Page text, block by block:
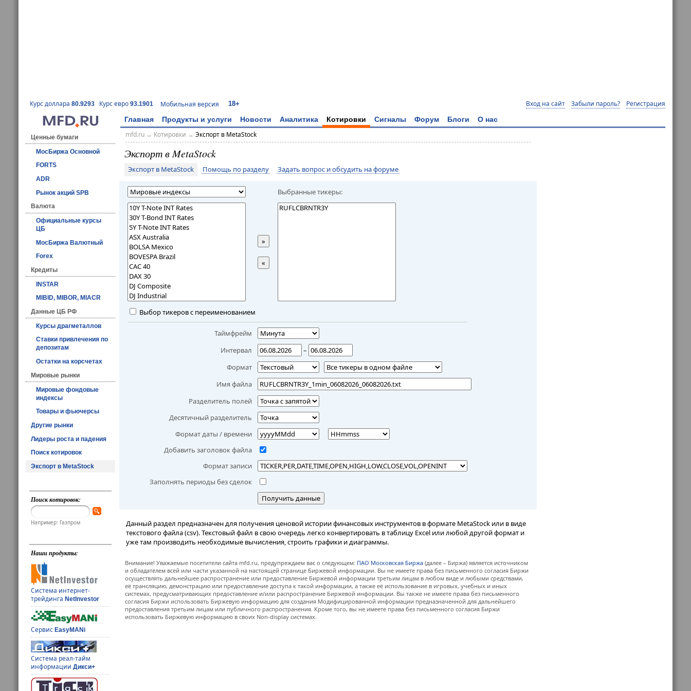
Курс доллара 80.9293 Курс евро 93.1901 Мобильная версия 18+ Вход на сайт Забыли пароль? Регистрация
Главная Продукты и услуги Новости Аналитика Котировки Сигналы Форум Блоги О нас
Ценные бумаги
МосБиржа Основной
FORTS
ADR
Рынок акций SPB
Валюта
Официальные курсы
ЦБ
МосБиржа Валютный
Forex
Кредиты
INSTAR
MIBID, MIBOR, MIACR
Данные ЦБ РФ
Курсы драгметаллов
Ставки привлечения по
депозитам
Остатки на корсчетах
Мировые рынки
Мировые фондовые
индексы
Товары и фьючерсы
Другие рынки
Лидеры роста и падения
Поиск котировок
Экспорт в MetaStock
Поиск котировок:
Например: Газпром
Наши продукты:
Система интернет-
трейдингаNetInvestor
СервисEasyMANi
Система реал-тайм
информацииДикси+
mfd.ru→ Котировки → Экспорт в MetaStock
Экспорт в MetaStock
Экспорт в MetaStock Помощь по разделу Задать вопрос и обсудить на форуме
Выбранные тикеры:
»
«
Выбор тикеров с переименованием
Таймфрейм
Интервал
–
Формат
Имя файла
Разделитель полей
Десятичный разделитель
Формат даты / времени
Добавить заголовок файла
Формат записи
Заполнять периоды без сделок
Получить данные
Данный раздел предназначен для получения ценовой истории финансовых инструментов в формате MetaStock или в виде
текстового файла (csv). Текстовый файл в свою очередь легко конвертировать в таблицу Excel или любой другой формат и
уже там производить необходимые вычисления, строить графики и диаграммы.
Внимание! Уважаемые посетители сайта mfd.ru, предупреждаем вас о следующем: ПАО Московская Биржа (далее – Биржа) является источником
и обладателем всей или части указанной на настоящей странице Биржевой информации. Вы не имеете права без письменного согласия Биржи
осуществлять дальнейшее распространение или предоставление Биржевой информации третьим лицам в любом виде и любыми средствами,
её трансляцию, демонстрацию или предоставление доступа к такой информации, а также её использование в игровых, учебных и иных
системах, предусматривающих предоставление и/или распространение Биржевой информации. Вы также не имеете права без письменного
согласия Биржи использовать Биржевую информацию для создания Модифицированной информации предназначенной для дальнейшего
предоставления третьим лицам или публичного распространения. Кроме того, вы не имеете права без письменного согласия Биржи
использовать Биржевую информацию в своих Non-display системах.